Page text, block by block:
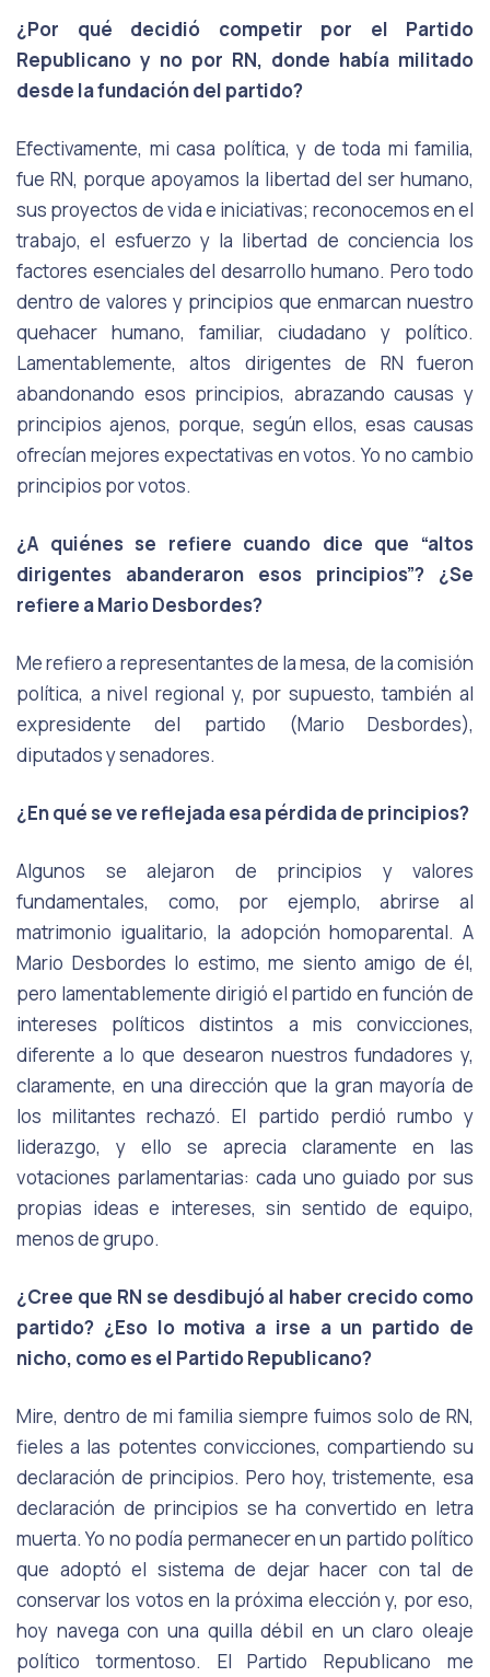
¿Por qué decidió competir por el Partido
Republicano y no por RN, donde había militado
desde la fundación del partido?
Efectivamente, mi casa política, y de toda mi familia,
fue RN, porque apoyamos la libertad del ser humano,
sus proyectos de vida e iniciativas; reconocemos en el
trabajo, el esfuerzo y la libertad de conciencia los
factores esenciales del desarrollo humano. Pero todo
dentro de valores y principios que enmarcan nuestro
quehacer humano, familiar, ciudadano y político.
Lamentablemente, altos dirigentes de RN fueron
abandonando esos principios, abrazando causas y
principios ajenos, porque, según ellos, esas causas
ofrecían mejores expectativas en votos. Yo no cambio
principios por votos.
¿A quiénes se refiere cuando dice que “altos
dirigentes abanderaron esos principios”? ¿Se
refiere a Mario Desbordes?
Me refiero a representantes de la mesa, de la comisión
política, a nivel regional y, por supuesto, también al
expresidente del partido (Mario Desbordes),
diputados y senadores.
¿En qué se ve reflejada esa pérdida de principios?
Algunos se alejaron de principios y valores
fundamentales, como, por ejemplo, abrirse al
matrimonio igualitario, la adopción homoparental. A
Mario Desbordes lo estimo, me siento amigo de él,
pero lamentablemente dirigió el partido en función de
intereses políticos distintos a mis convicciones,
diferente a lo que desearon nuestros fundadores y,
claramente, en una dirección que la gran mayoría de
los militantes rechazó. El partido perdió rumbo y
liderazgo, y ello se aprecia claramente en las
votaciones parlamentarias: cada uno guiado por sus
propias ideas e intereses, sin sentido de equipo,
menos de grupo.
¿Cree que RN se desdibujó al haber crecido como
partido? ¿Eso lo motiva a irse a un partido de
nicho, como es el Partido Republicano?
Mire, dentro de mi familia siempre fuimos solo de RN,
fieles a las potentes convicciones, compartiendo su
declaración de principios. Pero hoy, tristemente, esa
declaración de principios se ha convertido en letra
muerta. Yo no podía permanecer en un partido político
que adoptó el sistema de dejar hacer con tal de
conservar los votos en la próxima elección y, por eso,
hoy navega con una quilla débil en un claro oleaje
político tormentoso. El Partido Republicano me